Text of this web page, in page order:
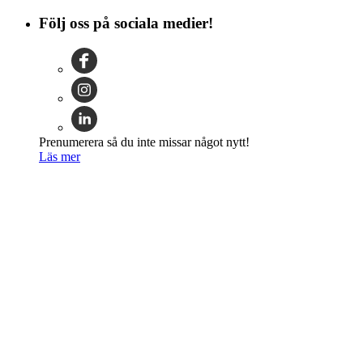
Följ oss på sociala medier!
Prenumerera så du inte missar något nytt!
Läs mer